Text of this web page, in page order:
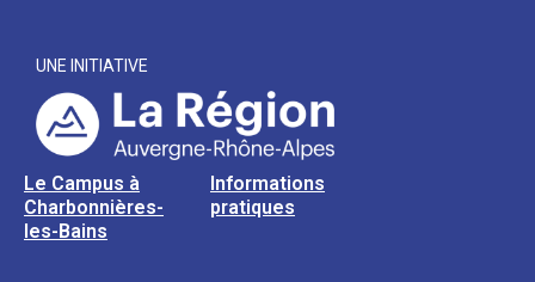
UNE INITIATIVE
Le Campus à
Charbonnières-
les-Bains
Informations
pratiques